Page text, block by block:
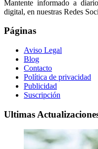
Mantente informado a
digital, en nuestras Redes
Páginas
Aviso Legal
Blog
Contacto
Política de privacidad
Publicidad
Suscripción
Ultimas